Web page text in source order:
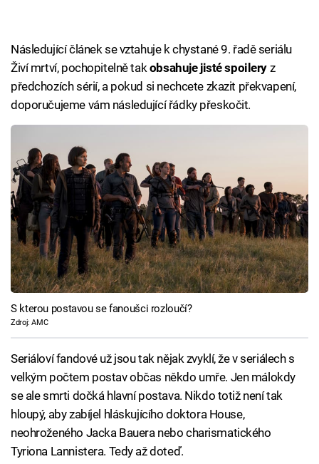
Následující článek se vztahuje k chystané 9. řadě seriálu
Živí mrtví, pochopitelně takobsahuje jisté spoilery z
předchozích sérií, a pokud si nechcete zkazit překvapení,
doporučujeme vám následující řádky přeskočit.
S kterou postavou se fanoušci rozloučí?
Zdroj: AMC
Seriáloví fandové už jsou tak nějak zvyklí, že v seriálech s
velkým počtem postav občas někdo umře. Jen málokdy
se ale smrti dočká hlavní postava. Nikdo totiž není tak
hloupý, aby zabíjel hláskujícího doktora House,
neohroženého Jacka Bauera nebo charismatického
Tyriona Lannistera. Tedy až doteď.